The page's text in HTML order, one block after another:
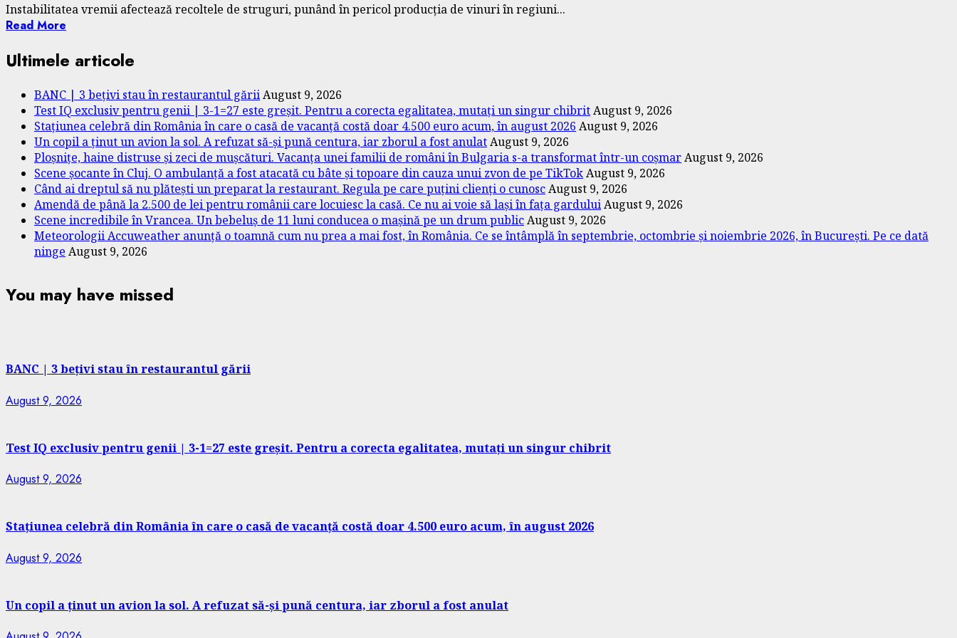
Instabilitatea vremii afectează recoltele de struguri, punând în pericol producția de vinuri în regiuni...
Read More
Ultimele articole
BANC | 3 bețivi stau în restaurantul găriiAugust 9, 2026
Test IQ exclusiv pentru genii | 3-1=27 este greșit. Pentru a corecta egalitatea, mutați un singur chibritAugust 9, 2026
Stațiunea celebră din România în care o casă de vacanță costă doar 4.500 euro acum, în august 2026 August 9, 2026
Un copil a ținut un avion la sol. A refuzat să-și pună centura, iar zborul a fost anulatAugust 9, 2026
Ploșnițe, haine distruse și zeci de mușcături. Vacanța unei familii de români în Bulgaria s-a transformat într-un coșmarAugust 9, 2026
Scene șocante în Cluj. O ambulanță a fost atacată cu bâte și topoare din cauza unui zvon de pe TikTokAugust 9, 2026
Când ai dreptul să nu plătești un preparat la restaurant. Regula pe care puțini clienți o cunoscAugust 9, 2026
Amendă de până la 2.500 de lei pentru românii care locuiesc la casă. Ce nu ai voie să lași în fața garduluiAugust 9, 2026
Scene incredibile în Vrancea. Un bebeluș de 11 luni conducea o mașină pe un drum publicAugust 9, 2026
Meteorologii Accuweather anunță o toamnă cum nu prea a mai fost, în România. Ce se întâmplă în septembrie, octombrie și noiembrie 2026, în București. Pe ce dată
ninge August 9, 2026
You may have missed
BANC | 3 bețivi stau în restaurantul gării
August 9, 2026
Test IQ exclusiv pentru genii | 3-1=27 este greșit. Pentru a corecta egalitatea, mutați un singur chibrit
August 9, 2026
Stațiunea celebră din România în care o casă de vacanță costă doar 4.500 euro acum, în august 2026
August 9, 2026
Un copil a ținut un avion la sol. A refuzat să-și pună centura, iar zborul a fost anulat